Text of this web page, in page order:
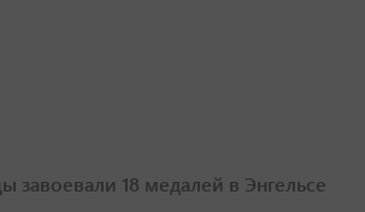
завоевали 18 медалей в Энгельсе